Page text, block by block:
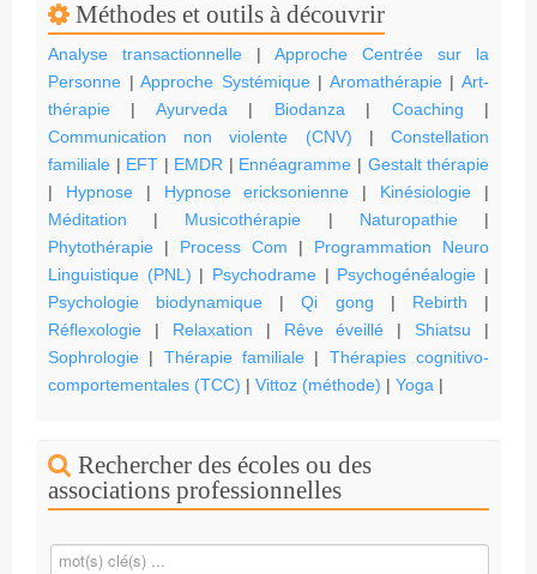
Méthodes et outils à découvrir
Analyse transactionnelle | Approche Centrée sur la
Personne |Approche Systémique| Aromathérapie|Art-
thérapie | Ayurveda| Biodanza| Coaching |
Communication non violente (CNV) |Constellation
familiale | EFT | EMDR | Ennéagramme | Gestalt thérapie
| Hypnose| Hypnose ericksonienne | Kinésiologie |
Méditation | Musicothérapie | Naturopathie|
Phytothérapie | Process Com | Programmation Neuro
Linguistique (PNL) | Psychodrame | Psychogénéalogie |
Psychologie biodynamique |Qi gong | Rebirth |
Réflexologie | Relaxation | Rêve éveillé |Shiatsu |
Sophrologie | Thérapie familiale | Thérapies cognitivo-
comportementales (TCC) | Vittoz (méthode) | Yoga |
Rechercher des écoles ou des
associations professionnelles